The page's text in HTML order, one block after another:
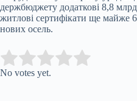
держбюджету додаткові 8,8
житлові сертифікати ще майже
нових осель.
Rate this item:
No votes yet.